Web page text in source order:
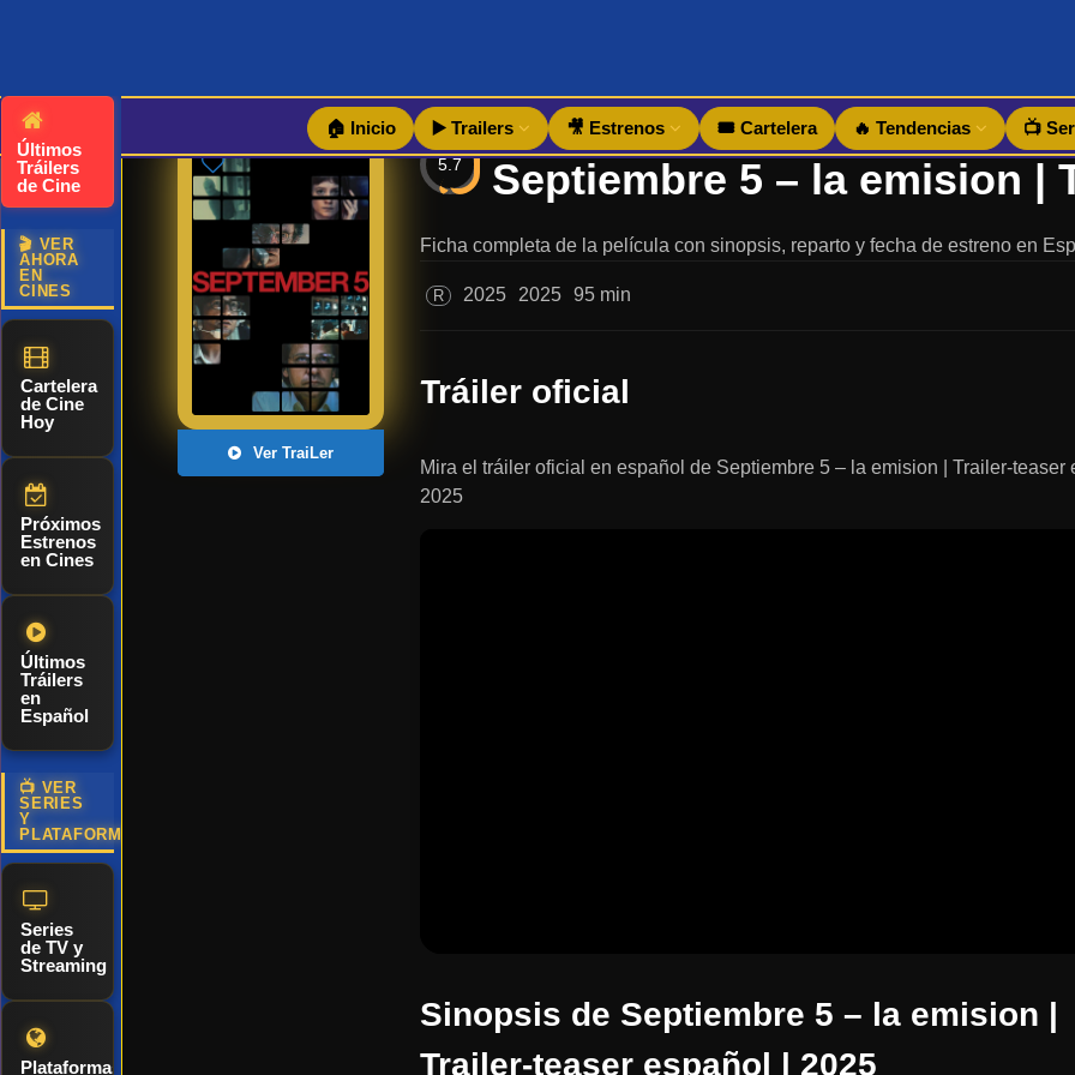
Últimos
Tráilers
de Cine
🎬 VER
AHORA
EN
CINES
Cartelera
de Cine
Hoy
Próximos
Estrenos
en Cines
Últimos
Tráilers
en
Español
📺 VER
SERIES
Y
PLATAFORMAS
Series
de TV y
Streaming
Plataformas
🏠 Inicio ▶️ Trailers 🎥 Estrenos 🎟️ Cartelera 🔥 Tendencias 📺
Ver TraiLer
5.7
Ficha completa de la película con sinopsis, reparto y fecha de estreno en
R 2025 2025 95 min
Tráiler oficial
Mira el tráiler oficial en español de Septiembre 5 – la emision | Trailer-teaser
2025
Sinopsis de Septiembre 5 – la emision |
Trailer-teaser español | 2025